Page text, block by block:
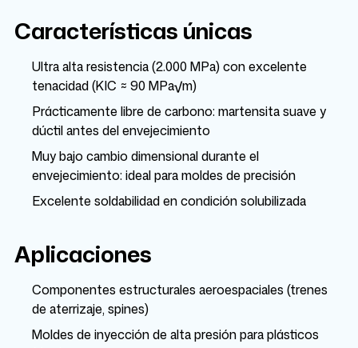
Características únicas
Ultra alta resistencia (2.000 MPa) con excelente
tenacidad (KIC ≈ 90 MPa√m)
Prácticamente libre de carbono: martensita suave y
dúctil antes del envejecimiento
Muy bajo cambio dimensional durante el
envejecimiento: ideal para moldes de precisión
Excelente soldabilidad en condición solubilizada
Aplicaciones
Componentes estructurales aeroespaciales (trenes
de aterrizaje, spines)
Moldes de inyección de alta presión para plásticos